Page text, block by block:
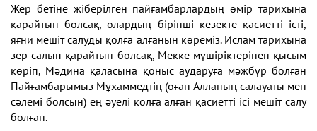
Жер бетіне жіберілген пайғамбарлардың өмір тарихына
қарайтын болсақ, олардың бірінші кезекте қасиетті істі,
яғни мешіт салуды қолға алғанын көреміз. Ислам тарихына
зер салып қарайтын болсақ, Мекке мүшіріктерінен қысым
көріп, Мәдина қаласына қоныс аударуға мәжбүр болған
Пайғамбарымыз Мұхаммедтің (оған Алланың салауаты мен
сәлемі болсын) ең әуелі қолға алған қасиетті ісі мешіт салу
болған.